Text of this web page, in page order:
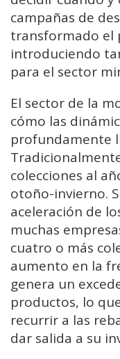
campañas de
transformado el
introduciendo
para el sector
El sector de la
cómo las
profundamente
colecciones al
otoño-invierno.
aceleración de
muchas
cuatro o más
aumento en la
genera un
productos, lo
recurrir a las
dar salida a su